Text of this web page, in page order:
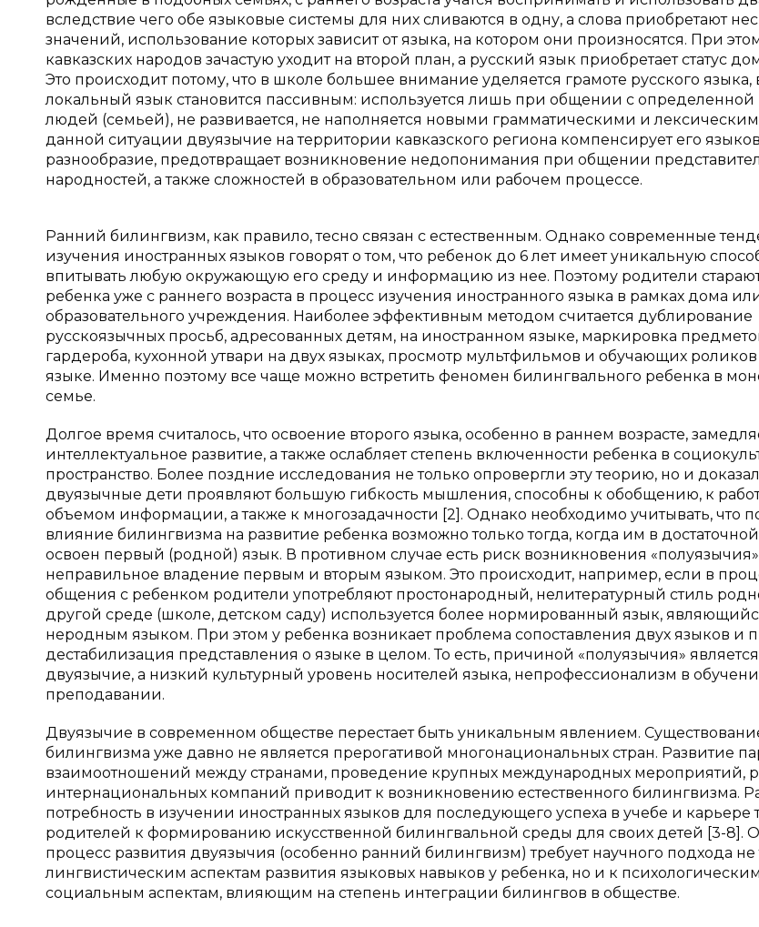
вследствие чего обе языковые системы для них сливаются в одну, а слова приобретают
значений, использование которых зависит от языка, на котором они произносятся. При
кавказских народов зачастую уходит на второй план, а русский язык приобретает статус
Это происходит потому, что в школе большее внимание уделяется грамоте русского языка,
локальный язык становится пассивным: используется лишь при общении с определенной
людей (семьей), не развивается, не наполняется новыми грамматическими и
данной ситуации двуязычие на территории кавказского региона компенсирует его
разнообразие, предотвращает возникновение недопонимания при общении
народностей, а также сложностей в образовательном или рабочем процессе.
Ранний билингвизм, как правило, тесно связан с естественным. Однако современные
изучения иностранных языков говорят о том, что ребенок до 6 лет имеет уникальную
впитывать любую окружающую его среду и информацию из нее. Поэтому родители
ребенка уже с раннего возраста в процесс изучения иностранного языка в рамках дома
образовательного учреждения. Наиболее эффективным методом считается дублирование
русскоязычных просьб, адресованных детям, на иностранном языке, маркировка
гардероба, кухонной утвари на двух языках, просмотр мультфильмов и обучающих
языке. Именно поэтому все чаще можно встретить феномен билингвального ребенка в
семье.
Долгое время считалось, что освоение второго языка, особенно в раннем возрасте,
интеллектуальное развитие, а также ослабляет степень включенности ребенка в
пространство. Более поздние исследования не только опровергли эту теорию, но и
двуязычные дети проявляют большую гибкость мышления, способны к обобщению, к
объемом информации, а также к многозадачности [2]. Однако необходимо учитывать, что
влияние билингвизма на развитие ребенка возможно только тогда, когда им в
освоен первый (родной) язык. В противном случае есть риск возникновения «полуязычия»,
неправильное владение первым и вторым языком. Это происходит, например, если в
общения с ребенком родители употребляют простонародный, нелитературный стиль
другой среде (школе, детском саду) используется более нормированный язык,
неродным языком. При этом у ребенка возникает проблема сопоставления двух языков и
дестабилизация представления о языке в целом. То есть, причиной «полуязычия»
двуязычие, а низкий культурный уровень носителей языка, непрофессионализм в
преподавании.
Двуязычие в современном обществе перестает быть уникальным явлением.
билингвизма уже давно не является прерогативой многонациональных стран. Развитие
взаимоотношений между странами, проведение крупных международных мероприятий,
интернациональных компаний приводит к возникновению естественного билингвизма.
потребность в изучении иностранных языков для последующего успеха в учебе и карьере
родителей к формированию искусственной билингвальной среды для своих детей [3-8].
процесс развития двуязычия (особенно ранний билингвизм) требует научного подхода не
лингвистическим аспектам развития языковых навыков у ребенка, но и к
социальным аспектам, влияющим на степень интеграции билингвов в обществе.